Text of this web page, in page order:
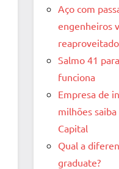
Aço com
engenheiros
reaproveitado
Salmo 41
funciona
Empresa de
milhões
Capital
Qual a
graduate?